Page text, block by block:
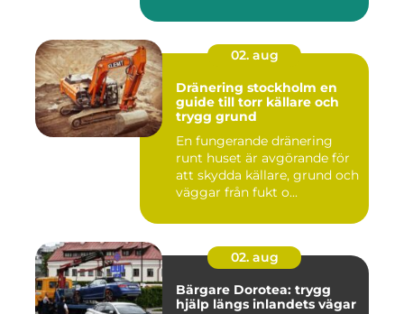
02. aug
Dränering stockholm en
guide till torr källare och
trygg grund
En fungerande dränering
runt huset är avgörande för
att skydda källare, grund och
väggar från fukt o...
02. aug
Bärgare Dorotea: trygg
hjälp längs inlandets vägar